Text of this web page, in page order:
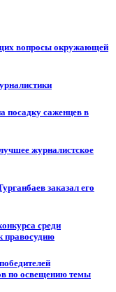
вопросы окружающей
посадку саженцев в
журналистское
заказал его
среди
правосудию
по освещению темы